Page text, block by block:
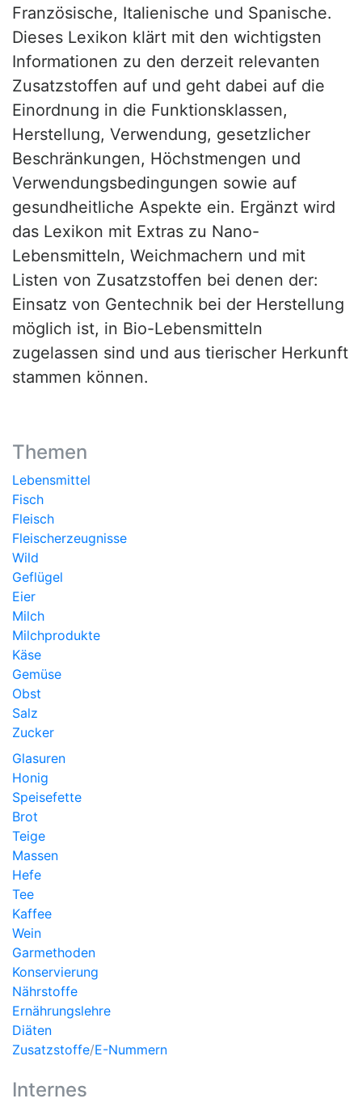
Französische, Italienische und Spanische.
Dieses Lexikon klärt mit den wichtigsten
Informationen zu den derzeit relevanten
Zusatzstoffen auf und geht dabei auf die
Einordnung in die Funktionsklassen,
Herstellung, Verwendung, gesetzlicher
Beschränkungen, Höchstmengen und
Verwendungsbedingungen sowie auf
gesundheitliche Aspekte ein. Ergänzt wird
das Lexikon mit Extras zu Nano-
Lebensmitteln, Weichmachern und mit
Listen von Zusatzstoffen bei denen der:
Einsatz von Gentechnik bei der Herstellung
möglich ist, in Bio-Lebensmitteln
zugelassen sind und aus tierischer Herkunft
stammen können.
Themen
Lebensmittel
Fisch
Fleisch
Fleischerzeugnisse
Wild
Geflügel
Eier
Milch
Milchprodukte
Käse
Gemüse
Obst
Salz
Zucker
Glasuren
Honig
Speisefette
Brot
Teige
Massen
Hefe
Tee
Kaffee
Wein
Garmethoden
Konservierung
Nährstoffe
Ernährungslehre
Diäten
Zusatzstoffe/E-Nummern
Internes